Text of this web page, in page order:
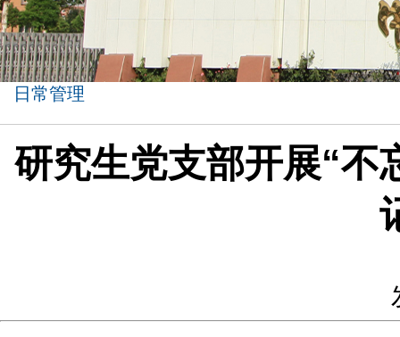
日常管理
研究生党支部开展“